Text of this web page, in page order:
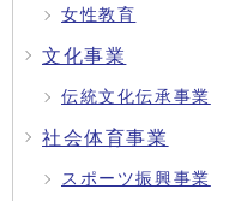
女性教育
文化事業
伝統文化伝承事業
社会体育事業
スポーツ振興事業